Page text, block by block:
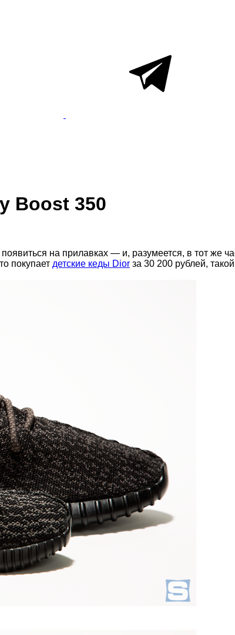
Boost 350
на прилавках — и, разумеется, в тот же
покупает детские кеды Dior за 30 200 рублей,